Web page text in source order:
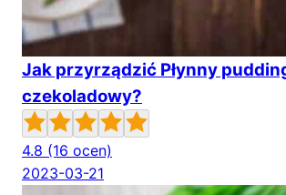
Jak przyrządzić Płynny
czekoladowy?
4.8 (16 ocen)
2023-03-21